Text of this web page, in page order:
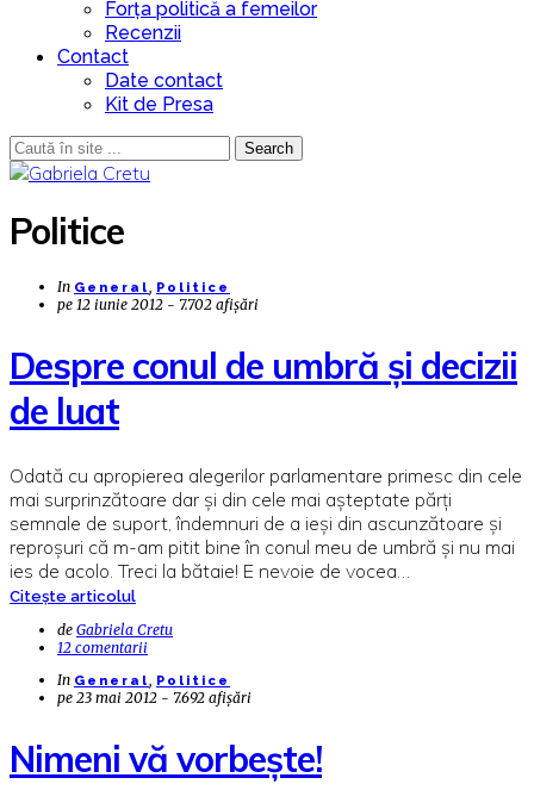
Forța politică a femeilor
Recenzii
Contact
Date contact
Kit de Presa
Search
Politice
In General, Politice
pe 12 iunie 2012 - 7.702 afișări
Despre conul de umbră și decizii
de luat
Odată cu apropierea alegerilor parlamentare primesc din cele
mai surprinzătoare dar și din cele mai așteptate părți
semnale de suport, îndemnuri de a ieși din ascunzătoare și
reproșuri că m-am pitit bine în conul meu de umbră și nu mai
ies de acolo. Treci la bătaie! E nevoie de vocea…
Citește articolul
de Gabriela Cretu
12 comentarii
In General , Politice
pe 23 mai 2012 - 7.692 afișări
Nimeni vă vorbește!